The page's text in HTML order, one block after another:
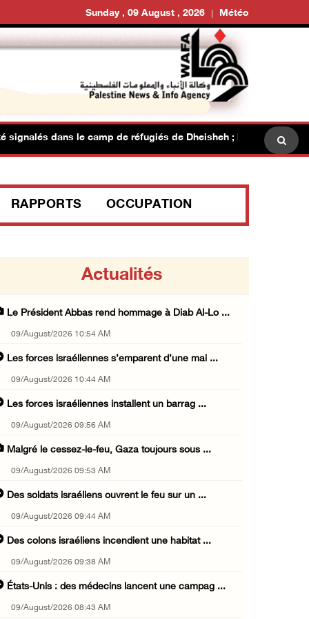
Sunday , 09 August , 2026 Météo
dans le camp de réfugiés de Dheisheh ; les forces
RAPPORTS OCCUPATION
Actualités
Le Président Abbas rend hommage à Diab Al-Lo ...
09/August/2026 10:54 AM
Les forces israéliennes s’emparent d’une mai ...
09/August/2026 10:44 AM
Les forces israéliennes installent un barrag ...
09/August/2026 09:56 AM
Malgré le cessez-le-feu, Gaza toujours sous ...
09/August/2026 09:53 AM
Des soldats israéliens ouvrent le feu sur un ...
09/August/2026 09:44 AM
Des colons israéliens incendient une habitat ...
09/August/2026 09:38 AM
États-Unis : des médecins lancent une campag ...
09/August/2026 08:43 AM